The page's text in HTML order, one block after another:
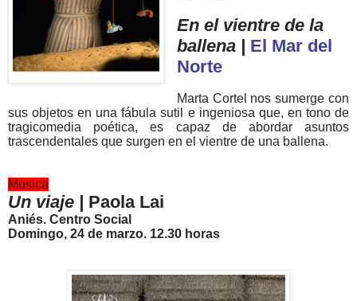
En el vientre de la
ballena | El Mar del
Norte
Marta Cortel nos sumerge con
sus objetos en una fábula sutil e ingeniosa que, en tono de
tragicomedia poética, es capaz de abordar asuntos
trascendentales que surgen en el vientre de una ballena.
Música
Un viaje | Paola Lai
Aniés. Centro Social
Domingo, 24 de marzo. 12.30 horas